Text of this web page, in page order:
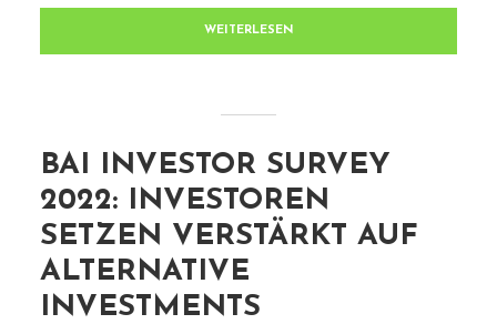
WEITERLESEN
BAI INVESTOR SURVEY
2022: INVESTOREN
SETZEN VERSTÄRKT AUF
ALTERNATIVE
INVESTMENTS